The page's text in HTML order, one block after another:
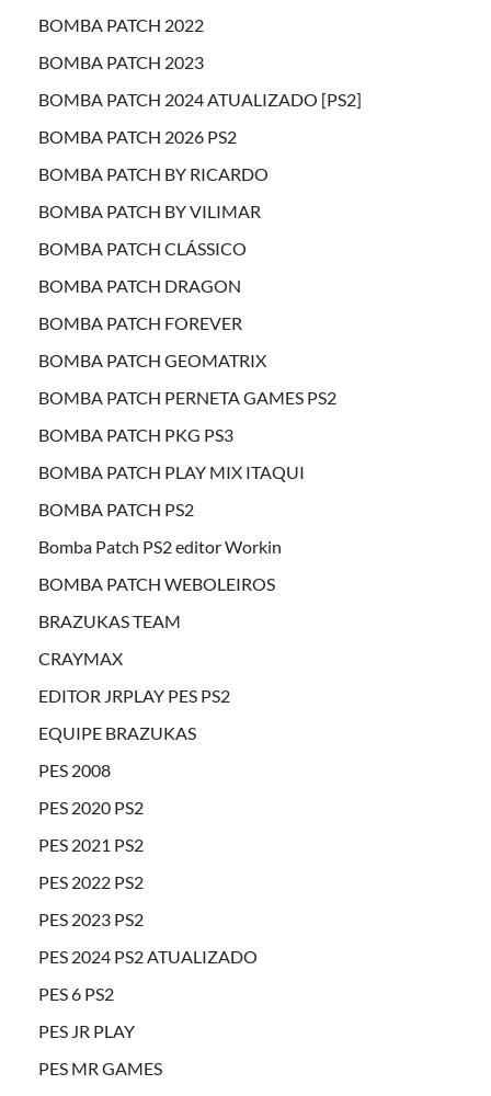
BOMBA PATCH 2022
BOMBA PATCH 2023
BOMBA PATCH 2024 ATUALIZADO [PS2]
BOMBA PATCH 2026 PS2
BOMBA PATCH BY RICARDO
BOMBA PATCH BY VILIMAR
BOMBA PATCH CLÁSSICO
BOMBA PATCH DRAGON
BOMBA PATCH FOREVER
BOMBA PATCH GEOMATRIX
BOMBA PATCH PERNETA GAMES PS2
BOMBA PATCH PKG PS3
BOMBA PATCH PLAY MIX ITAQUI
BOMBA PATCH PS2
Bomba Patch PS2 editor Workin
BOMBA PATCH WEBOLEIROS
BRAZUKAS TEAM
CRAYMAX
EDITOR JRPLAY PES PS2
EQUIPE BRAZUKAS
PES 2008
PES 2020 PS2
PES 2021 PS2
PES 2022 PS2
PES 2023 PS2
PES 2024 PS2 ATUALIZADO
PES 6 PS2
PES JR PLAY
PES MR GAMES